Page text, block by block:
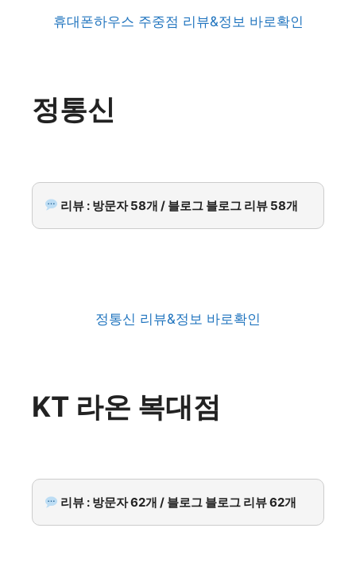
휴대폰하우스 주중점 리뷰&정보 바로확인
정통신
리뷰 : 방문자 58개 / 블로그 블로그 리뷰 58개
정통신 리뷰&정보 바로확인
KT 라온 복대점
리뷰 : 방문자 62개 / 블로그 블로그 리뷰 62개